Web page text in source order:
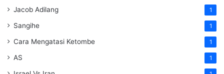
Jacob Adilang 1
Sangihe 1
Cara Mengatasi Ketombe 1
AS 1